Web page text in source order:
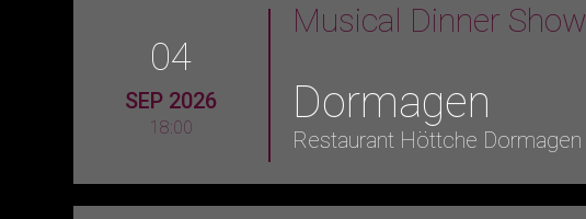
04
SEP 2026
18:00
Musical Dinner Show
Dormagen
Restaurant Höttche Dormagen